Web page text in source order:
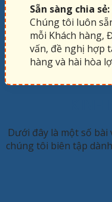
Sẵn sàng chia sẻ:
Chúng tôi luôn
mỗi Khách hàng,
vấn, đề nghị hợp
hàng và hài hòa
Dưới đây là một số
chúng tôi biên tập